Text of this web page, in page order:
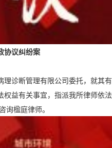
协议纠纷案
诊断管理有限公司委托，就其有
权益有关事宜，指派我所律师依法
询楹庭律师。